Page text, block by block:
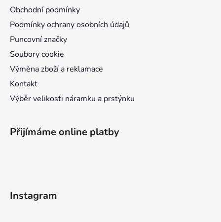
Obchodní podmínky
Podmínky ochrany osobních údajů
Puncovní značky
Soubory cookie
Výměna zboží a reklamace
Kontakt
Výběr velikosti náramku a prstýnku
Přijímáme online platby
Instagram